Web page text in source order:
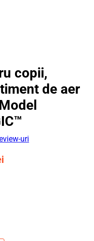
copii,
de aer
uri